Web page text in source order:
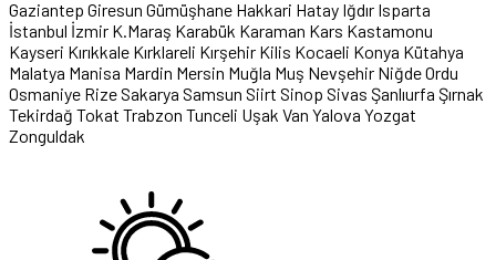
Gaziantep Giresun Gümüşhane Hakkari Hatay Iğdır Isparta
İstanbul İzmir K.Maraş Karabük Karaman Kars Kastamonu
Kayseri Kırıkkale Kırklareli Kırşehir Kilis Kocaeli Konya Kütahya
Malatya Manisa Mardin Mersin Muğla Muş Nevşehir NiğdeOrdu
Osmaniye RizeSakarya Samsun Siirt Sinop Sivas Şanlıurfa Şırnak
Tekirdağ Tokat Trabzon Tunceli Uşak Van Yalova Yozgat
Zonguldak